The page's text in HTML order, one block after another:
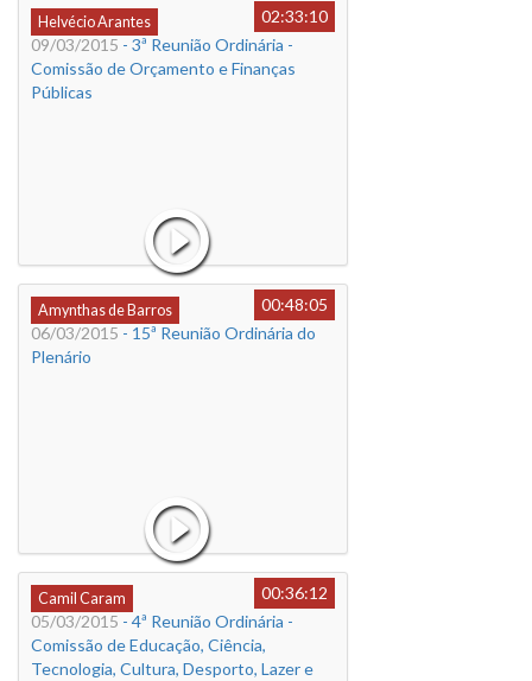
Helvécio Arantes
02:33:10
09/03/2015 - 3ª Reunião Ordinária -
Comissão de Orçamento e Finanças
Públicas
Amynthas de Barros
00:48:05
06/03/2015 - 15ª Reunião Ordinária do
Plenário
Camil Caram
00:36:12
05/03/2015 - 4ª Reunião Ordinária -
Comissão de Educação, Ciência,
Tecnologia, Cultura, Desporto, Lazer e